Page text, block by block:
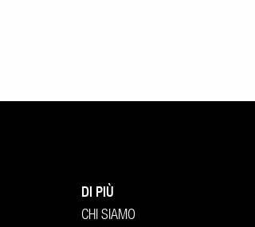
DI PIÙ
CHI SIAMO